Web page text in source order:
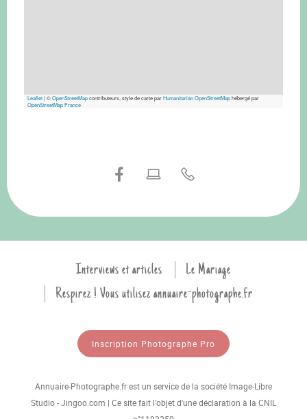
Leaflet|©OpenStreetMapcontributeurs, style de carte parHumanitarian OpenStreetMaphébergé par
OpenStreetMap France
Interviews et articles
Le Mariage
Respirez ! Vous utilisez annuaire-photographe.fr
Inscription Photographe Pro
Annuaire-Photographe.fr est un service de la société Image-Libre
Studio - Jingoo.com | Ce site fait l'objet d'une déclaration à la CNIL